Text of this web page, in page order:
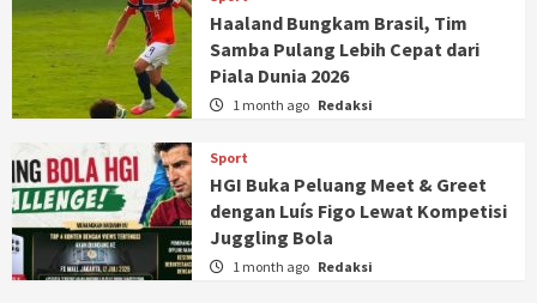
Haaland Bungkam Brasil, Tim
Samba Pulang Lebih Cepat dari
Piala Dunia 2026
1 month ago Redaksi
Sport
HGI Buka Peluang Meet & Greet
dengan Luís Figo Lewat Kompetisi
Juggling Bola
1 month ago Redaksi